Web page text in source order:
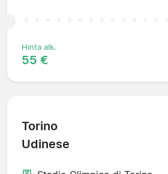
Hinta alk.
55 €
Torino
Udinese